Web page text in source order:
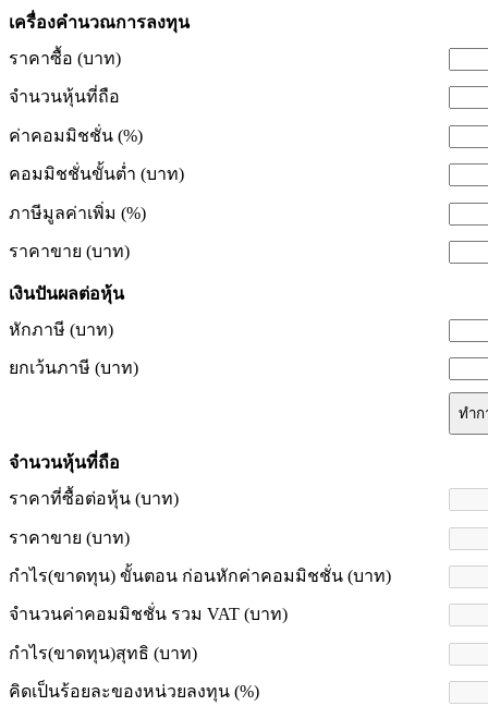
เครื่องคำนวณการลงทุน
ราคาซื้อ (บาท)
จำนวนหุ้นที่ถือ
ค่าคอมมิชชั่น (%)
คอมมิชชั่นขั้นต่ำ (บาท)
ภาษีมูลค่าเพิ่ม (%)
ราคาขาย (บาท)
เงินปันผลต่อหุ้น
หักภาษี (บาท)
ยกเว้นภาษี (บาท)
ทำ
จำนวนหุ้นที่ถือ
ราคาที่ซื้อต่อหุ้น (บาท)
ราคาขาย (บาท)
กำไร(ขาดทุน) ขั้นตอน ก่อนหักค่าคอมมิชชั่น (บาท)
จำนวนค่าคอมมิชชั่น รวม VAT (บาท)
กำไร(ขาดทุน)สุทธิ (บาท)
คิดเป็นร้อยละของหน่วยลงทุน (%)